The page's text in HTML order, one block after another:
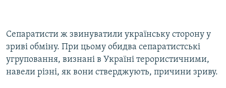
Сепаратисти ж звинуватили українську сторону у
зриві обміну. При цьому обидва сепаратистські
угруповання, визнані в Україні терористичними,
навели різні, як вони стверджують, причини зриву.